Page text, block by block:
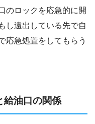
のロックを応急的に開
し遠出している先で自
応急処置をしてもらう
給油口の関係